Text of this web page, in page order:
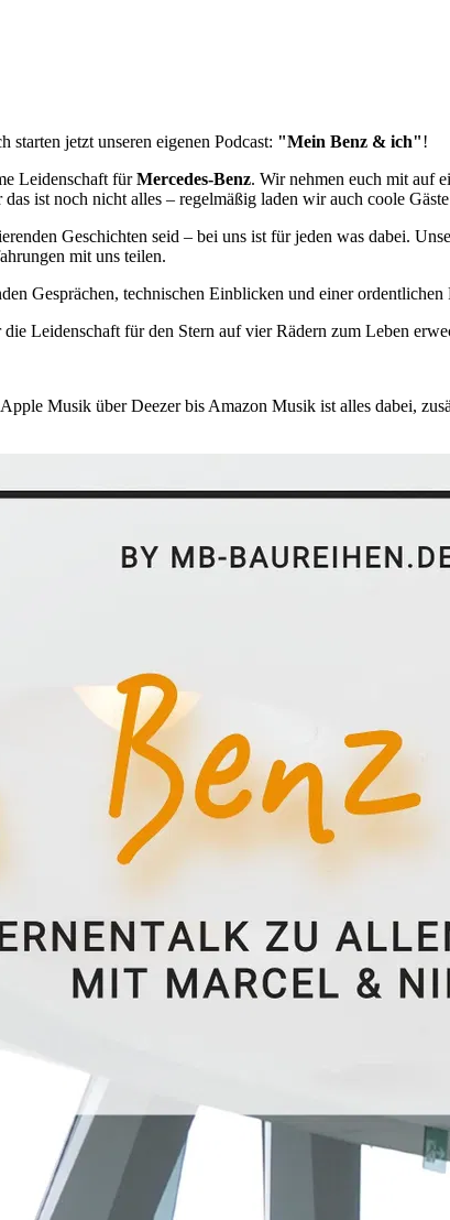
jetzt unseren eigenen Podcast: "Mein Benz & ich"!
Leidenschaft fürMercedes-Benz. Wir nehmen euch mit auf
ist noch nicht alles – regelmäßig laden wir auch coole
Geschichten seid – bei uns ist für jeden was dabei.
mit uns teilen.
Gesprächen, technischen Einblicken und einer
die Leidenschaft für den Stern auf vier Rädern zum Leben
Musik über Deezer bis Amazon Musik ist alles dabei,